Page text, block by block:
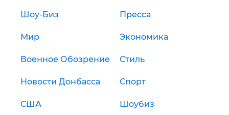
Шоу-Биз Пресса
Мир Экономика
Военное Обозрение Стиль
Новости Донбасса Спорт
США Шоубиз